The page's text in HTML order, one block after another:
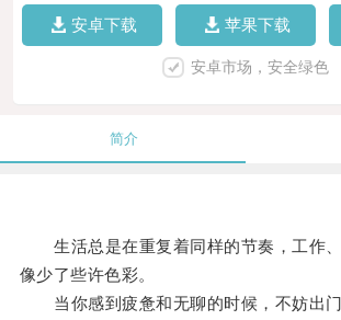
安卓下载 苹果下载
安卓市场，安全绿色
简介
生活总是在重复着同样的节奏，工作
像少了些许色彩。
当你感到疲惫和无聊的时候，不妨出门